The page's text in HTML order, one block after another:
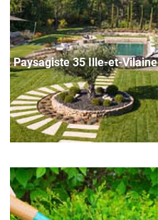
Paysagiste 35 Ille-et-Vilaine